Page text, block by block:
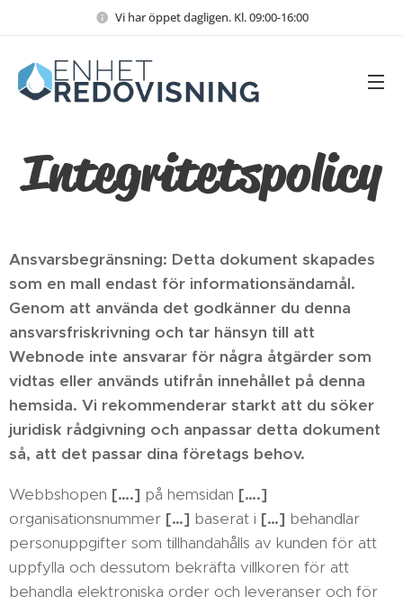
Vi har öppet dagligen. Kl. 09:00-16:00
Integritetspolicy
Ansvarsbegränsning: Detta dokument skapades
som en mall endast för informationsändamål.
Genom att använda det godkänner du denna
ansvarsfriskrivning och tar hänsyn till att
Webnode inte ansvarar för några åtgärder som
vidtas eller används utifrån innehållet på denna
hemsida. Vi rekommenderar starkt att du söker
juridisk rådgivning och anpassar detta dokument
så, att det passar dina företags behov.
Webbshopen [….] på hemsidan [….]
organisationsnummer […] baserat i […] behandlar
personuppgifter som tillhandahålls av kunden för att
uppfylla och dessutom bekräfta villkoren för att
behandla elektroniska order och leveranser och för